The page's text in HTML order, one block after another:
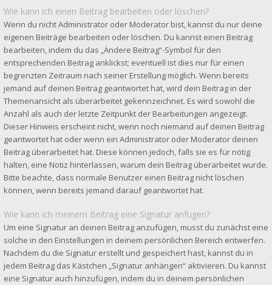
Wie kann ich einen Beitrag bearbeiten oder löschen?
Wenn du nicht Administrator oder Moderator bist, kannst du nur deine
eigenen Beiträge bearbeiten oder löschen. Du kannst einen Beitrag
bearbeiten, indem du das „Ändere Beitrag“-Symbol für den
entsprechenden Beitrag anklickst; eventuell ist dies nur für einen
begrenzten Zeitraum nach seiner Erstellung möglich. Wenn bereits
jemand auf deinen Beitrag geantwortet hat, wird dein Beitrag in der
Themenansicht als überarbeitet gekennzeichnet. Es wird sowohl die
Anzahl als auch der letzte Zeitpunkt der Bearbeitungen angezeigt.
Dieser Hinweis erscheint nicht, wenn noch niemand auf deinen Beitrag
geantwortet hat oder wenn ein Administrator oder Moderator deinen
Beitrag überarbeitet hat. Diese können jedoch, falls sie es für nötig
halten, eine Notiz hinterlassen, warum dein Beitrag überarbeitet wurde.
Bitte beachte, dass normale Benutzer einen Beitrag nicht löschen
können, wenn bereits jemand darauf geantwortet hat.
Wie kann ich meinem Beitrag eine Signatur anfügen?
Um eine Signatur an deinen Beitrag anzufügen, musst du zunächst eine
solche in den Einstellungen in deinem persönlichen Bereich entwerfen.
Nachdem du die Signatur erstellt und gespeichert hast, kannst du in
jedem Beitrag das Kästchen „Signatur anhängen“ aktivieren. Du kannst
eine Signatur auch hinzufügen, indem du in deinem persönlichen